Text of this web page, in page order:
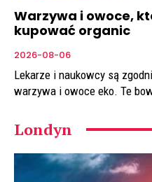
Warzywa i owoce,
kupować organic
2026-08-06
Lekarze i naukowcy są
warzywa i owoce eko. Te
Londyn